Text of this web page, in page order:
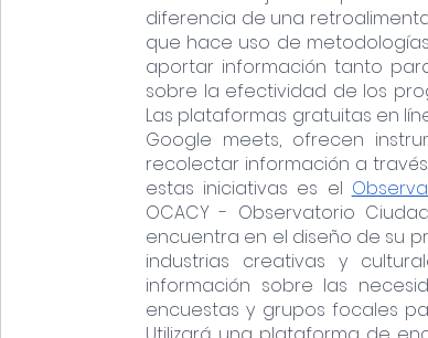
diferencia de una
que hace uso de
aportar información tanto
sobre la efectividad de los
Las plataformas gratuitas en
Google meets, ofrecen
recolectar información a
estas iniciativas es el
OCACY - Observatorio
encuentra en el diseño de su
industrias creativas y
información sobre las
encuestas y grupos focales